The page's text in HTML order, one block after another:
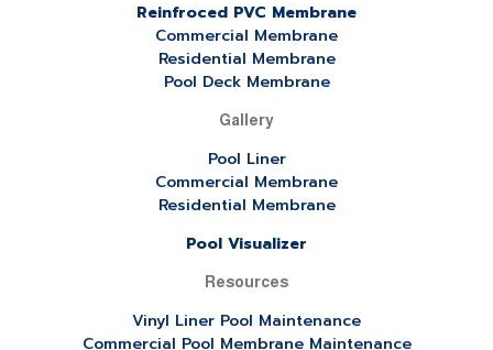
Reinfroced PVC Membrane
Commercial Membrane
Residential Membrane
Pool Deck Membrane
Gallery
Pool Liner
Commercial Membrane
Residential Membrane
Pool Visualizer
Resources
Vinyl Liner Pool Maintenance
Commercial Pool Membrane Maintenance